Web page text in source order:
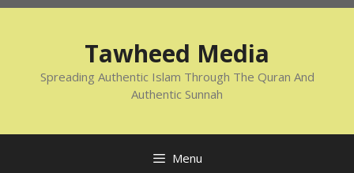
Tawheed Media
Spreading Authentic Islam Through The Quran And
Authentic Sunnah
Menu